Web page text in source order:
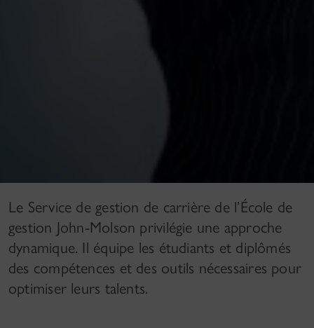
Le Service de gestion de carrière de l’École de
gestion John-Molson privilégie une approche
dynamique. Il équipe les étudiants et diplômés
des compétences et des outils nécessaires pour
optimiser leurs talents.